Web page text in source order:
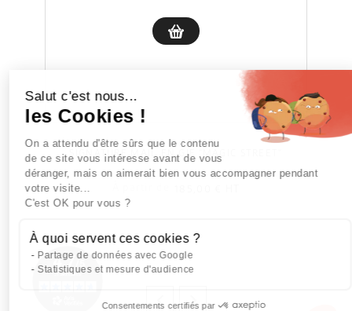
Salut c'est nous...
les Cookies !
On a attendu d'être sûrs que le contenu
de ce site vous intéresse avant de vous
déranger, mais on aimerait bien vous accompagner pendant
votre visite...
C'est OK pour vous ?
À quoi servent ces cookies ?
Partage de données avec Google
Statistiques et mesure d'audience
Consentements certifiés par
SIGNATURE MAIL EN GIF "MAGIC STREET"